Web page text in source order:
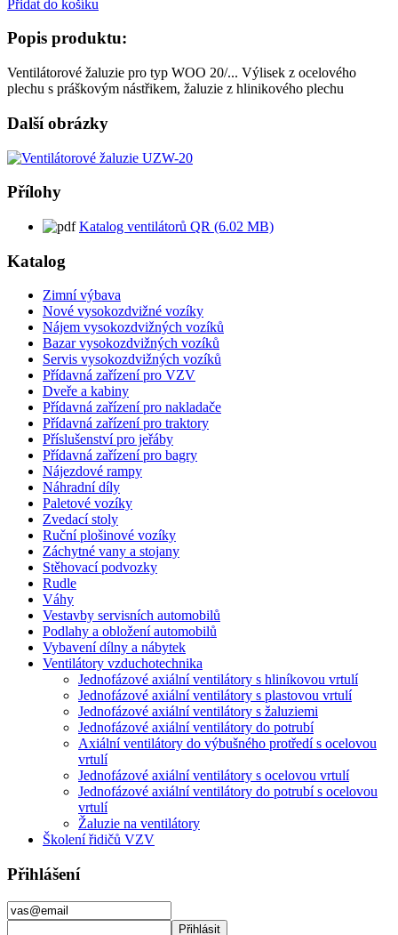
Přidat do košíku
Popis produktu:
Ventilátorové žaluzie pro typ WOO 20/... Výlisek z ocelového
plechu s práškovým nástřikem, žaluzie z hlinikového plechu
Další obrázky
Přílohy
Katalog ventilátorů QR (6.02 MB)
Katalog
Zimní výbava
Nové vysokozdvižné vozíky
Nájem vysokozdvižných vozíků
Bazar vysokozdvižných vozíků
Servis vysokozdvižných vozíků
Přídavná zařízení pro VZV
Dveře a kabiny
Přídavná zařízení pro nakladače
Přídavná zařízení pro traktory
Příslušenství pro jeřáby
Přídavná zařízení pro bagry
Nájezdové rampy
Náhradní díly
Paletové vozíky
Zvedací stoly
Ruční plošinové vozíky
Záchytné vany a stojany
Stěhovací podvozky
Rudle
Váhy
Vestavby servisních automobilů
Podlahy a obložení automobilů
Vybavení dílny a nábytek
Ventilátory vzduchotechnika
Jednofázové axiální ventilátory s hliníkovou vrtulí
Jednofázové axiální ventilátory s plastovou vrtulí
Jednofázové axiální ventilátory s žaluziemi
Jednofázové axiální ventilátory do potrubí
Axiální ventilátory do výbušného protředí s ocelovou
vrtulí
Jednofázové axiální ventilátory s ocelovou vrtulí
Jednofázové axiální ventilátory do potrubí s ocelovou
vrtulí
Žaluzie na ventilátory
Školení řidičů VZV
Přihlášení